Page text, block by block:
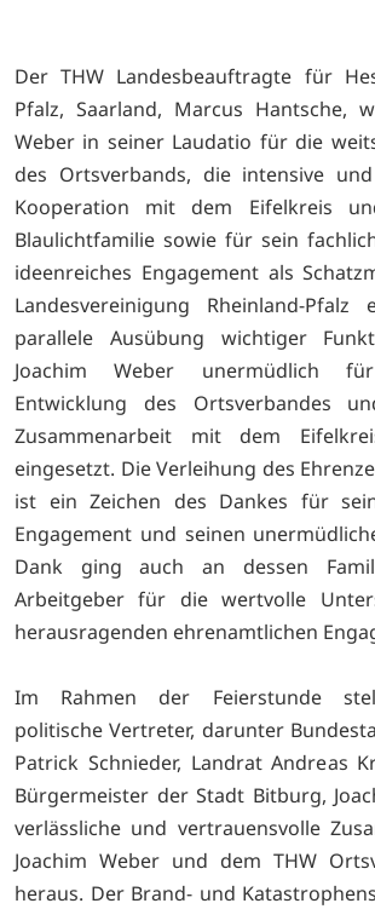
Der THW Landesbeauftragte für
Pfalz, Saarland, Marcus Hantsche,
Weber in seiner Laudatio für die
des Ortsverbands, die intensive
Kooperation mit dem Eifelkreis
Blaulichtfamilie sowie für sein
ideenreiches Engagement als
Landesvereinigung Rheinland-Pfalz
parallele Ausübung wichtiger
Joachim Weber unermüdlich
Entwicklung des Ortsverbandes
Zusammenarbeit mit dem
eingesetzt. Die Verleihung des
ist ein Zeichen des Dankes für
Engagement und seinen
Dank ging auch an dessen
Arbeitgeber für die wertvolle
herausragenden ehrenamtlichen
Im Rahmen der Feierstunde
politische Vertreter, darunter
Patrick Schnieder, Landrat Andreas
Bürgermeister der Stadt Bitburg,
verlässliche und vertrauensvolle
Joachim Weber und dem THW
heraus. Der Brand- und